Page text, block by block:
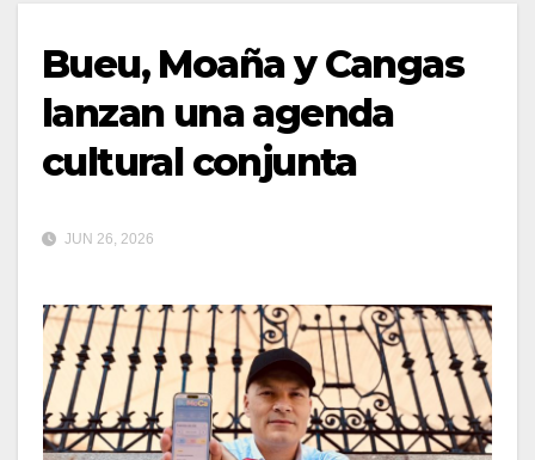
Bueu, Moaña y Cangas
lanzan una agenda
cultural conjunta
JUN 26, 2026